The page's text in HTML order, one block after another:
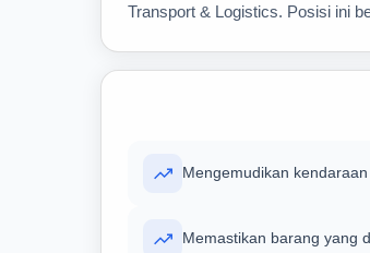
Transport & Logistics. Posisi ini
Mengemudikan
Memastikan barang yang